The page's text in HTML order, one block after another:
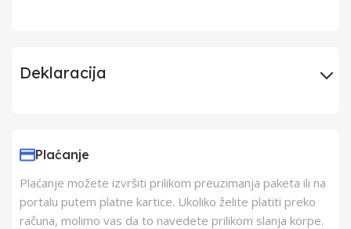
Deklaracija
Zemlja Porekla Srbija
Plaćanje
Plaćanje možete izvršiti prilikom preuzimanja paketa ili na
portalu putem platne kartice. Ukoliko želite platiti preko
računa, molimo vas da to navedete prilikom slanja korpe.